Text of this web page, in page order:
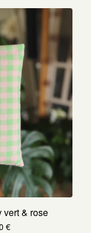
vert & rose
€